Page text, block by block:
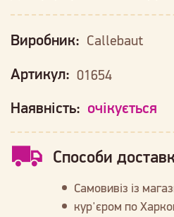
Виробник: Callebaut
Артикул: 01654
Наявність: очікується
Способи
Самовивіз із
кур'єром по